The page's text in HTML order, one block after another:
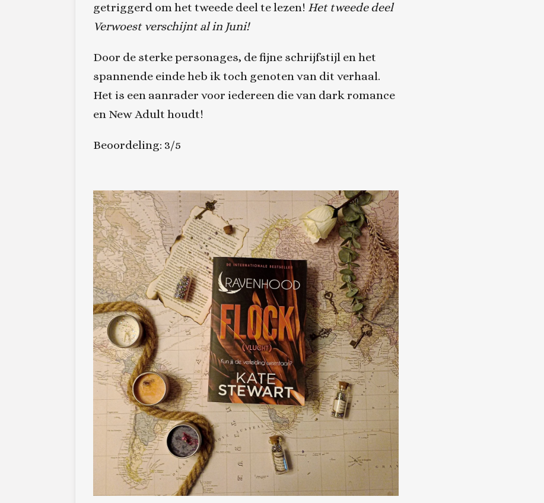
getriggerd om het tweede deel te lezen! Het tweede deel
Verwoest verschijnt al in Juni!
Door de sterke personages, de fijne schrijfstijl en het
spannende einde heb ik toch genoten van dit verhaal.
Het is een aanrader voor iedereen die van dark romance
en New Adult houdt!
Beoordeling: 3/5